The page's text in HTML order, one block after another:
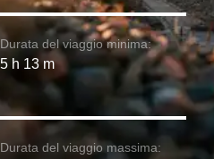
Durata del viaggio minima:
5 h 13 m
Durata del viaggio massima: